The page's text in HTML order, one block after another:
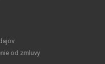
od zmluvy